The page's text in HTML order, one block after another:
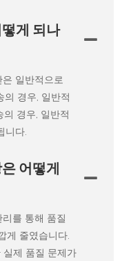
게 되나
일반적으로
의 경우, 일반적
경우, 일반적
니다.
어떻게
를 통해 품질
게 줄였습니다.
실제 품질 문제가